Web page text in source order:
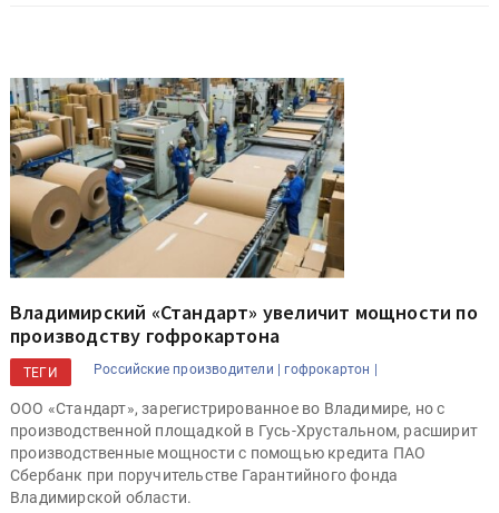
Владимирский «Стандарт» увеличит мощности по
производству гофрокартона
ТЕГИ Российские производители | гофрокартон |
ООО «Стандарт», зарегистрированное во Владимире, но с
производственной площадкой в Гусь-Хрустальном, расширит
производственные мощности с помощью кредита ПАО
Сбербанк при поручительстве Гарантийного фонда
Владимирской области.